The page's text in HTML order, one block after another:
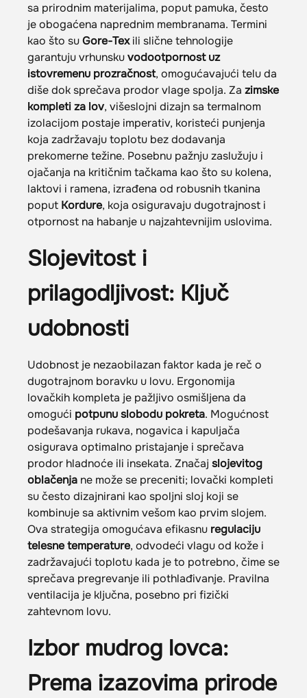
sa prirodnim materijalima, poput pamuka, često
je obogaćena naprednim membranama. Termini
kao što suGore-Texili slične tehnologije
garantuju vrhunskuvodootpornost uz
istovremenu prozračnost, omogućavajući telu da
diše dok sprečava prodor vlage spolja. Za zimske
kompleti za lov, višeslojni dizajn sa termalnom
izolacijom postaje imperativ, koristeći punjenja
koja zadržavaju toplotu bez dodavanja
prekomerne težine. Posebnu pažnju zaslužuju i
ojačanja na kritičnim tačkama kao što su kolena,
laktovi i ramena, izrađena od robusnih tkanina
poput Kordure, koja osiguravaju dugotrajnost i
otpornost na habanje u najzahtevnijim uslovima.
Slojevitost i
prilagodljivost: Ključ
udobnosti
Udobnost je nezaobilazan faktor kada je reč o
dugotrajnom boravku u lovu. Ergonomija
lovačkih kompleta je pažljivo osmišljena da
omogući potpunu slobodu pokreta. Mogućnost
podešavanja rukava, nogavica i kapuljača
osigurava optimalno pristajanje i sprečava
prodor hladnoće ili insekata. Značaj slojevitog
oblačenja ne može se preceniti; lovački kompleti
su često dizajnirani kao spoljni sloj koji se
kombinuje sa aktivnim vešom kao prvim slojem.
Ova strategija omogućava efikasnu regulaciju
telesne temperature, odvodeći vlagu od kože i
zadržavajući toplotu kada je to potrebno, čime se
sprečava pregrevanje ili pothlađivanje. Pravilna
ventilacija je ključna, posebno pri fizički
zahtevnom lovu.
Izbor mudrog lovca:
Prema izazovima prirode